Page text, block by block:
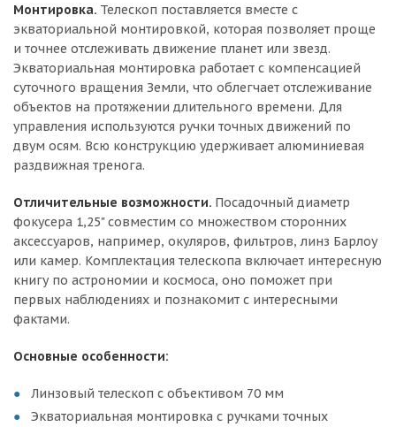
Монтировка. Телескоп поставляется вместе с
экваториальной монтировкой, которая позволяет проще
и точнее отслеживать движение планет или звезд.
Экваториальная монтировка работает с компенсацией
суточного вращения Земли, что облегчает отслеживание
объектов на протяжении длительного времени. Для
управления используются ручки точных движений по
двум осям. Всю конструкцию удерживает алюминиевая
раздвижная тренога.
Отличительные возможности. Посадочный диаметр
фокусера 1,25" совместим со множеством сторонних
аксессуаров, например, окуляров, фильтров, линз Барлоу
или камер. Комплектация телескопа включает интересную
книгу по астрономии и космоса, оно поможет при
первых наблюдениях и познакомит с интересными
фактами.
Основные особенности:
Линзовый телескоп с объективом 70 мм
Экваториальная монтировка с ручками точных